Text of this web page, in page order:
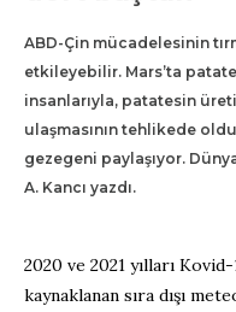
ABD-Çin mücadelesinin
etkileyebilir. Mars’ta
insanlarıyla, patatesin
ulaşmasının tehlikede
gezegeni paylaşıyor.
A. Kancı yazdı.
2020 ve 2021 yılları Kovid-
kaynaklanan sıra dışı